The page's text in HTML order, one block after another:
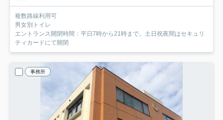
複数路線利用可
男女別トイレ
エントランス開閉時間：平日7時から21時まで。土日祝夜間はセキュリ
ティカードにて開閉
事務所